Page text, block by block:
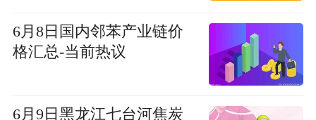
6月8日国内邻苯产业链价
格汇总-当前热议
6月9日黑龙江七台河焦炭